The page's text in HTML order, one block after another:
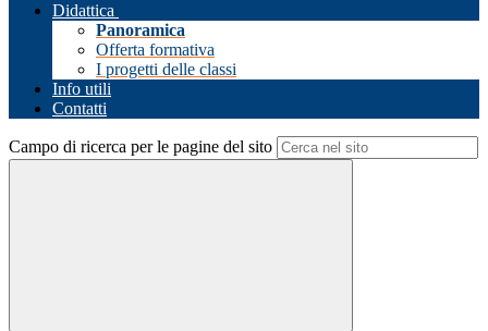
Didattica
Panoramica
Offerta formativa
I progetti delle classi
Info utili
Contatti
Campo di ricerca per le pagine del sito